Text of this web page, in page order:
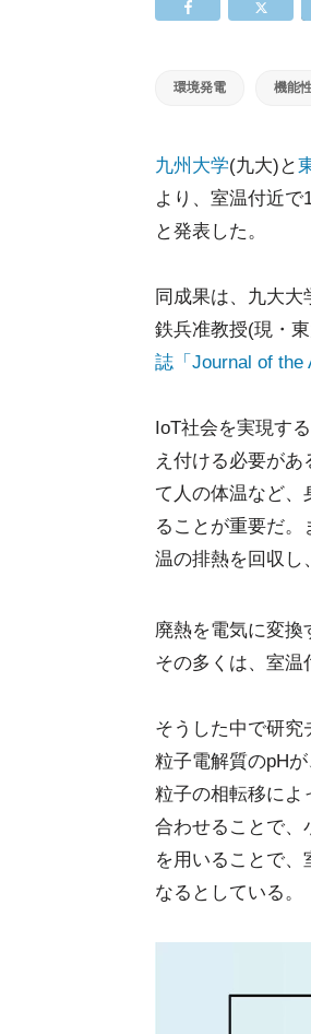
環境発電 機能
九州大学(九大)と
より、室温付近
と発表した。
同成果は、九大
鉄兵准教授(現・
誌「Journal of the
IoT社会を実現す
え付ける必要が
て人の体温など、
ることが重要だ
温の排熱を回収し
廃熱を電気に変換
その多くは、室温
そうした中で研
粒子電解質のpH
粒子の相転移によ
合わせることで、
を用いることで
なるとしている。